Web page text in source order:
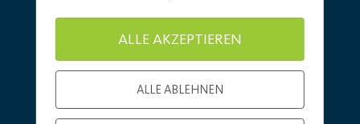
ALLE AKZEPTIEREN
ALLE ABLEHNEN